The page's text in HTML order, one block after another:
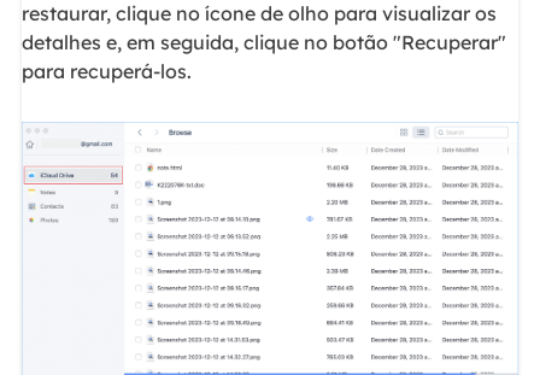
restaurar, clique no ícone de olho para visualizar os
detalhes e, em seguida, clique no botão "Recuperar"
para recuperá-los.